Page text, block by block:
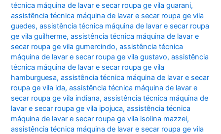
técnica máquina de lavar e secar roupa ge vila guarani,
assistência técnica máquina de lavar e secar roupa ge vila
guedes,assistência técnica máquina de lavar e secar roupa
ge vila guilherme,assistência técnica máquina de lavar e
secar roupa ge vila gumercindo,assistência técnica
máquina de lavar e secar roupa ge vila gustavo,assistência
técnica máquina de lavar e secar roupa ge vila
hamburguesa,assistência técnica máquina de lavar e secar
roupa ge vila ida,assistência técnica máquina de lavar e
secar roupa ge vila indiana,assistência técnica máquina de
lavar e secar roupa ge vila ipojuca,assistência técnica
máquina de lavar e secar roupa ge vila isolina mazzei,
assistência técnica máquina de lavar e secar roupa ge vila